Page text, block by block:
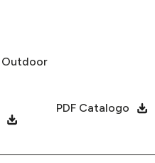
Outdoor
PDF Catalogo